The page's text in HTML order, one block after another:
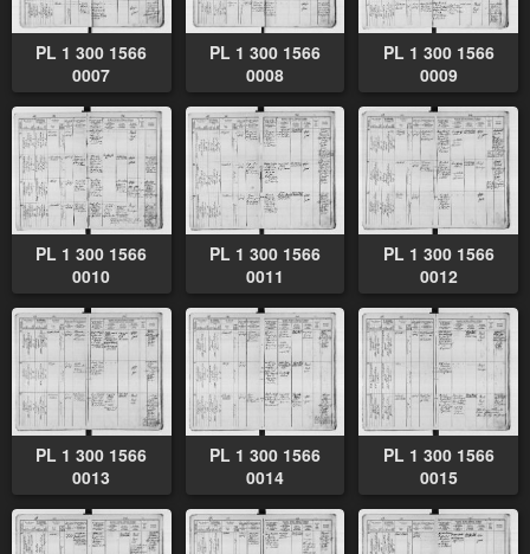
PL 1 300 1566
0007
PL 1 300 1566
0008
PL 1 300 1566
0009
PL 1 300 1566
0010
PL 1 300 1566
0011
PL 1 300 1566
0012
PL 1 300 1566
0013
PL 1 300 1566
0014
PL 1 300 1566
0015